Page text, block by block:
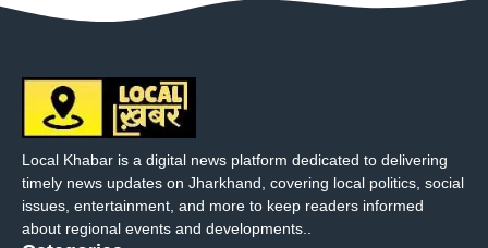
Local Khabar is a digital news platform dedicated to delivering
timely news updates on Jharkhand, covering local politics, social
issues, entertainment, and more to keep readers informed
about regional events and developments..